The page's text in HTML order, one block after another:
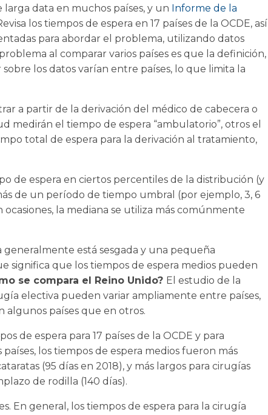
data en muchos países, y un Informe de la
los tiempos de espera en 17 países de la OCDE, así
para abordar el problema, utilizando datos
al comparar varios países es que la definición,
los datos varían entre países, lo que limita la
a partir de la derivación del médico de cabecera o
medirán el tiempo de espera “ambulatorio”, otros el
total de espera para la derivación al tratamiento,
de espera en ciertos percentiles de la distribución (y
de un período de tiempo umbral (por ejemplo, 3, 6
ocasiones, la mediana se utiliza más comúnmente
está sesgada y una pequeña
significa que los tiempos de espera medios pueden
se compara el Reino Unido? El estudio de la
electiva pueden variar ampliamente entre países,
algunos países que en otros.
de espera para 17 países de la OCDE y para
los tiempos de espera medios fueron más
(95 días en 2018), y más largos para cirugías
de rodilla (140 días).
En general, los tiempos de espera para la cirugía